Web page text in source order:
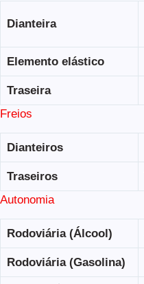
Dianteira
Elemento elástico
Traseira
Freios
Dianteiros
Traseiros
Autonomia
Rodoviária (Álcool)
Rodoviária (Gasolina)